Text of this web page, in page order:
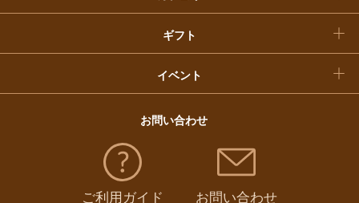
コーヒー・紅茶・日本茶・ドリンク（401）
チーズ・乳製品・冷凍食品 （ 124
フルーツ・野菜（134
ギフト
イベント
お問い合わせ
ご利用ガイド お問い合わせ